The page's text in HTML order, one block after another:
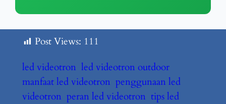
Post Views: 111
led videotron led videotron outdoor
manfaat led videotron penggunaan led
videotron peran led videotron tips led